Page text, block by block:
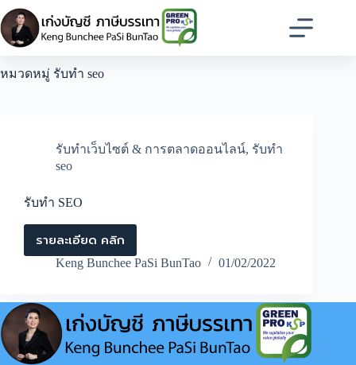
Skip
to
content
หมวดหมู่ รับทำ seo
รับทำเว็บไซต์ & การตลาดออนไลน์, รับทำ
seo
รับทำ SEO
รายละเอียด คลิก
รับ
ทำ
SEO
Keng Bunchee PaSi BunTao 01/02/2022